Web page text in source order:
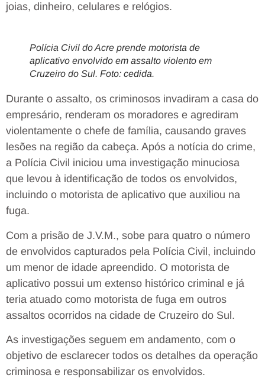
joias, dinheiro, celulares e relógios.
Polícia Civil do Acre prende motorista de
aplicativo envolvido em assalto violento em
Cruzeiro do Sul. Foto: cedida.
Durante o assalto, os criminosos invadiram a casa do
empresário, renderam os moradores e agrediram
violentamente o chefe de família, causando graves
lesões na região da cabeça. Após a notícia do crime,
a Polícia Civil iniciou uma investigação minuciosa
que levou à identificação de todos os envolvidos,
incluindo o motorista de aplicativo que auxiliou na
fuga.
Com a prisão de J.V.M., sobe para quatro o número
de envolvidos capturados pela Polícia Civil, incluindo
um menor de idade apreendido. O motorista de
aplicativo possui um extenso histórico criminal e já
teria atuado como motorista de fuga em outros
assaltos ocorridos na cidade de Cruzeiro do Sul.
As investigações seguem em andamento, com o
objetivo de esclarecer todos os detalhes da operação
criminosa e responsabilizar os envolvidos.